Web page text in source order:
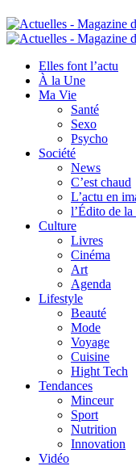
Elles font l’actu
À la Une
Ma Vie
Santé
Sexo
Psycho
Société
News
C’est chaud
L’actu en
l’Édito de
Culture
Livres
Cinéma
Art
Agenda
Lifestyle
Beauté
Mode
Voyage
Cuisine
Hight Tech
Tendances
Minceur
Sport
Nutrition
Innovation
Vidéo